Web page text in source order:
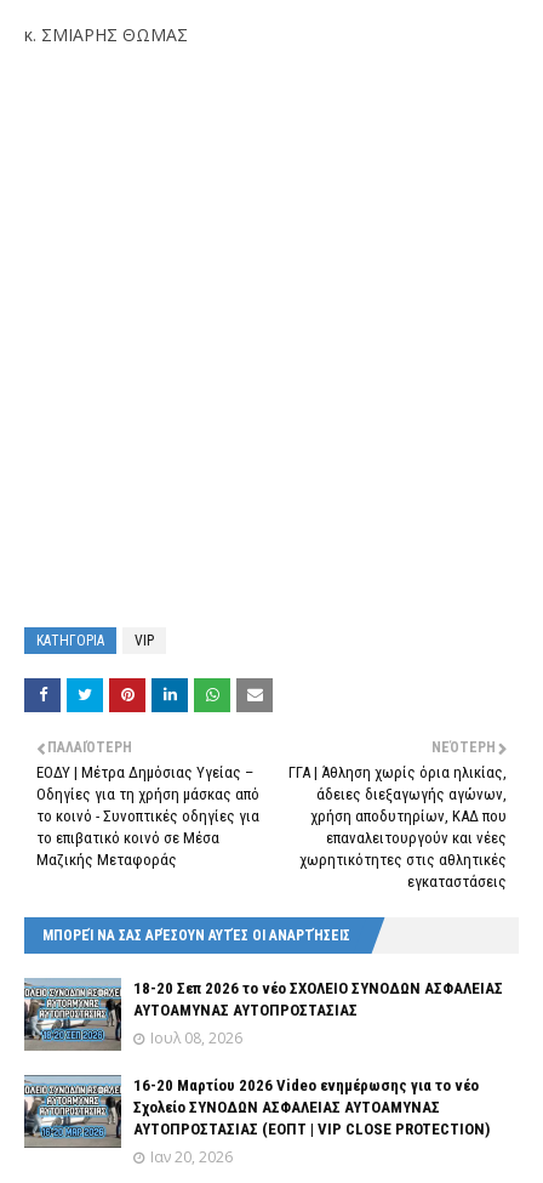
κ. ΣΜΙΑΡΗΣ ΘΩΜΑΣ
ΚΑΤΗΓΟΡΙΑ VIP
ΝΕΌΤΕΡΗ
ΓΓΑ | Άθληση χωρίς όρια ηλικίας,
άδειες διεξαγωγής αγώνων,
χρήση αποδυτηρίων, ΚΑΔ που
επαναλειτουργούν και νέες
χωρητικότητες στις αθλητικές
εγκαταστάσεις
ΠΑΛΑΙΌΤΕΡΗ
ΕΟΔΥ | Μέτρα Δημόσιας Υγείας –
Οδηγίες για τη χρήση μάσκας από
το κοινό - Συνοπτικές οδηγίες για
το επιβατικό κοινό σε Μέσα
Μαζικής Μεταφοράς
ΜΠΟΡΕΊ ΝΑ ΣΑΣ ΑΡΈΣΟΥΝ ΑΥΤΈΣ ΟΙ ΑΝΑΡΤΉΣΕΙΣ
18-20 Σεπ 2026 το νέο ΣΧΟΛΕΙΟ ΣΥΝΟΔΩΝ ΑΣΦΑΛΕΙΑΣ
ΑΥΤΟΑΜΥΝΑΣ ΑΥΤΟΠΡΟΣΤΑΣΙΑΣ
Ιουλ 08, 2026
16-20 Μαρτίου 2026 Video ενημέρωσης για το νέο
Σχολείο ΣΥΝΟΔΩΝ ΑΣΦΑΛΕΙΑΣ ΑΥΤΟΑΜΥΝΑΣ
ΑΥΤΟΠΡΟΣΤΑΣΙΑΣ (ΕΟΠΤ | VIP CLOSE PROTECTION)
Ιαν 20, 2026